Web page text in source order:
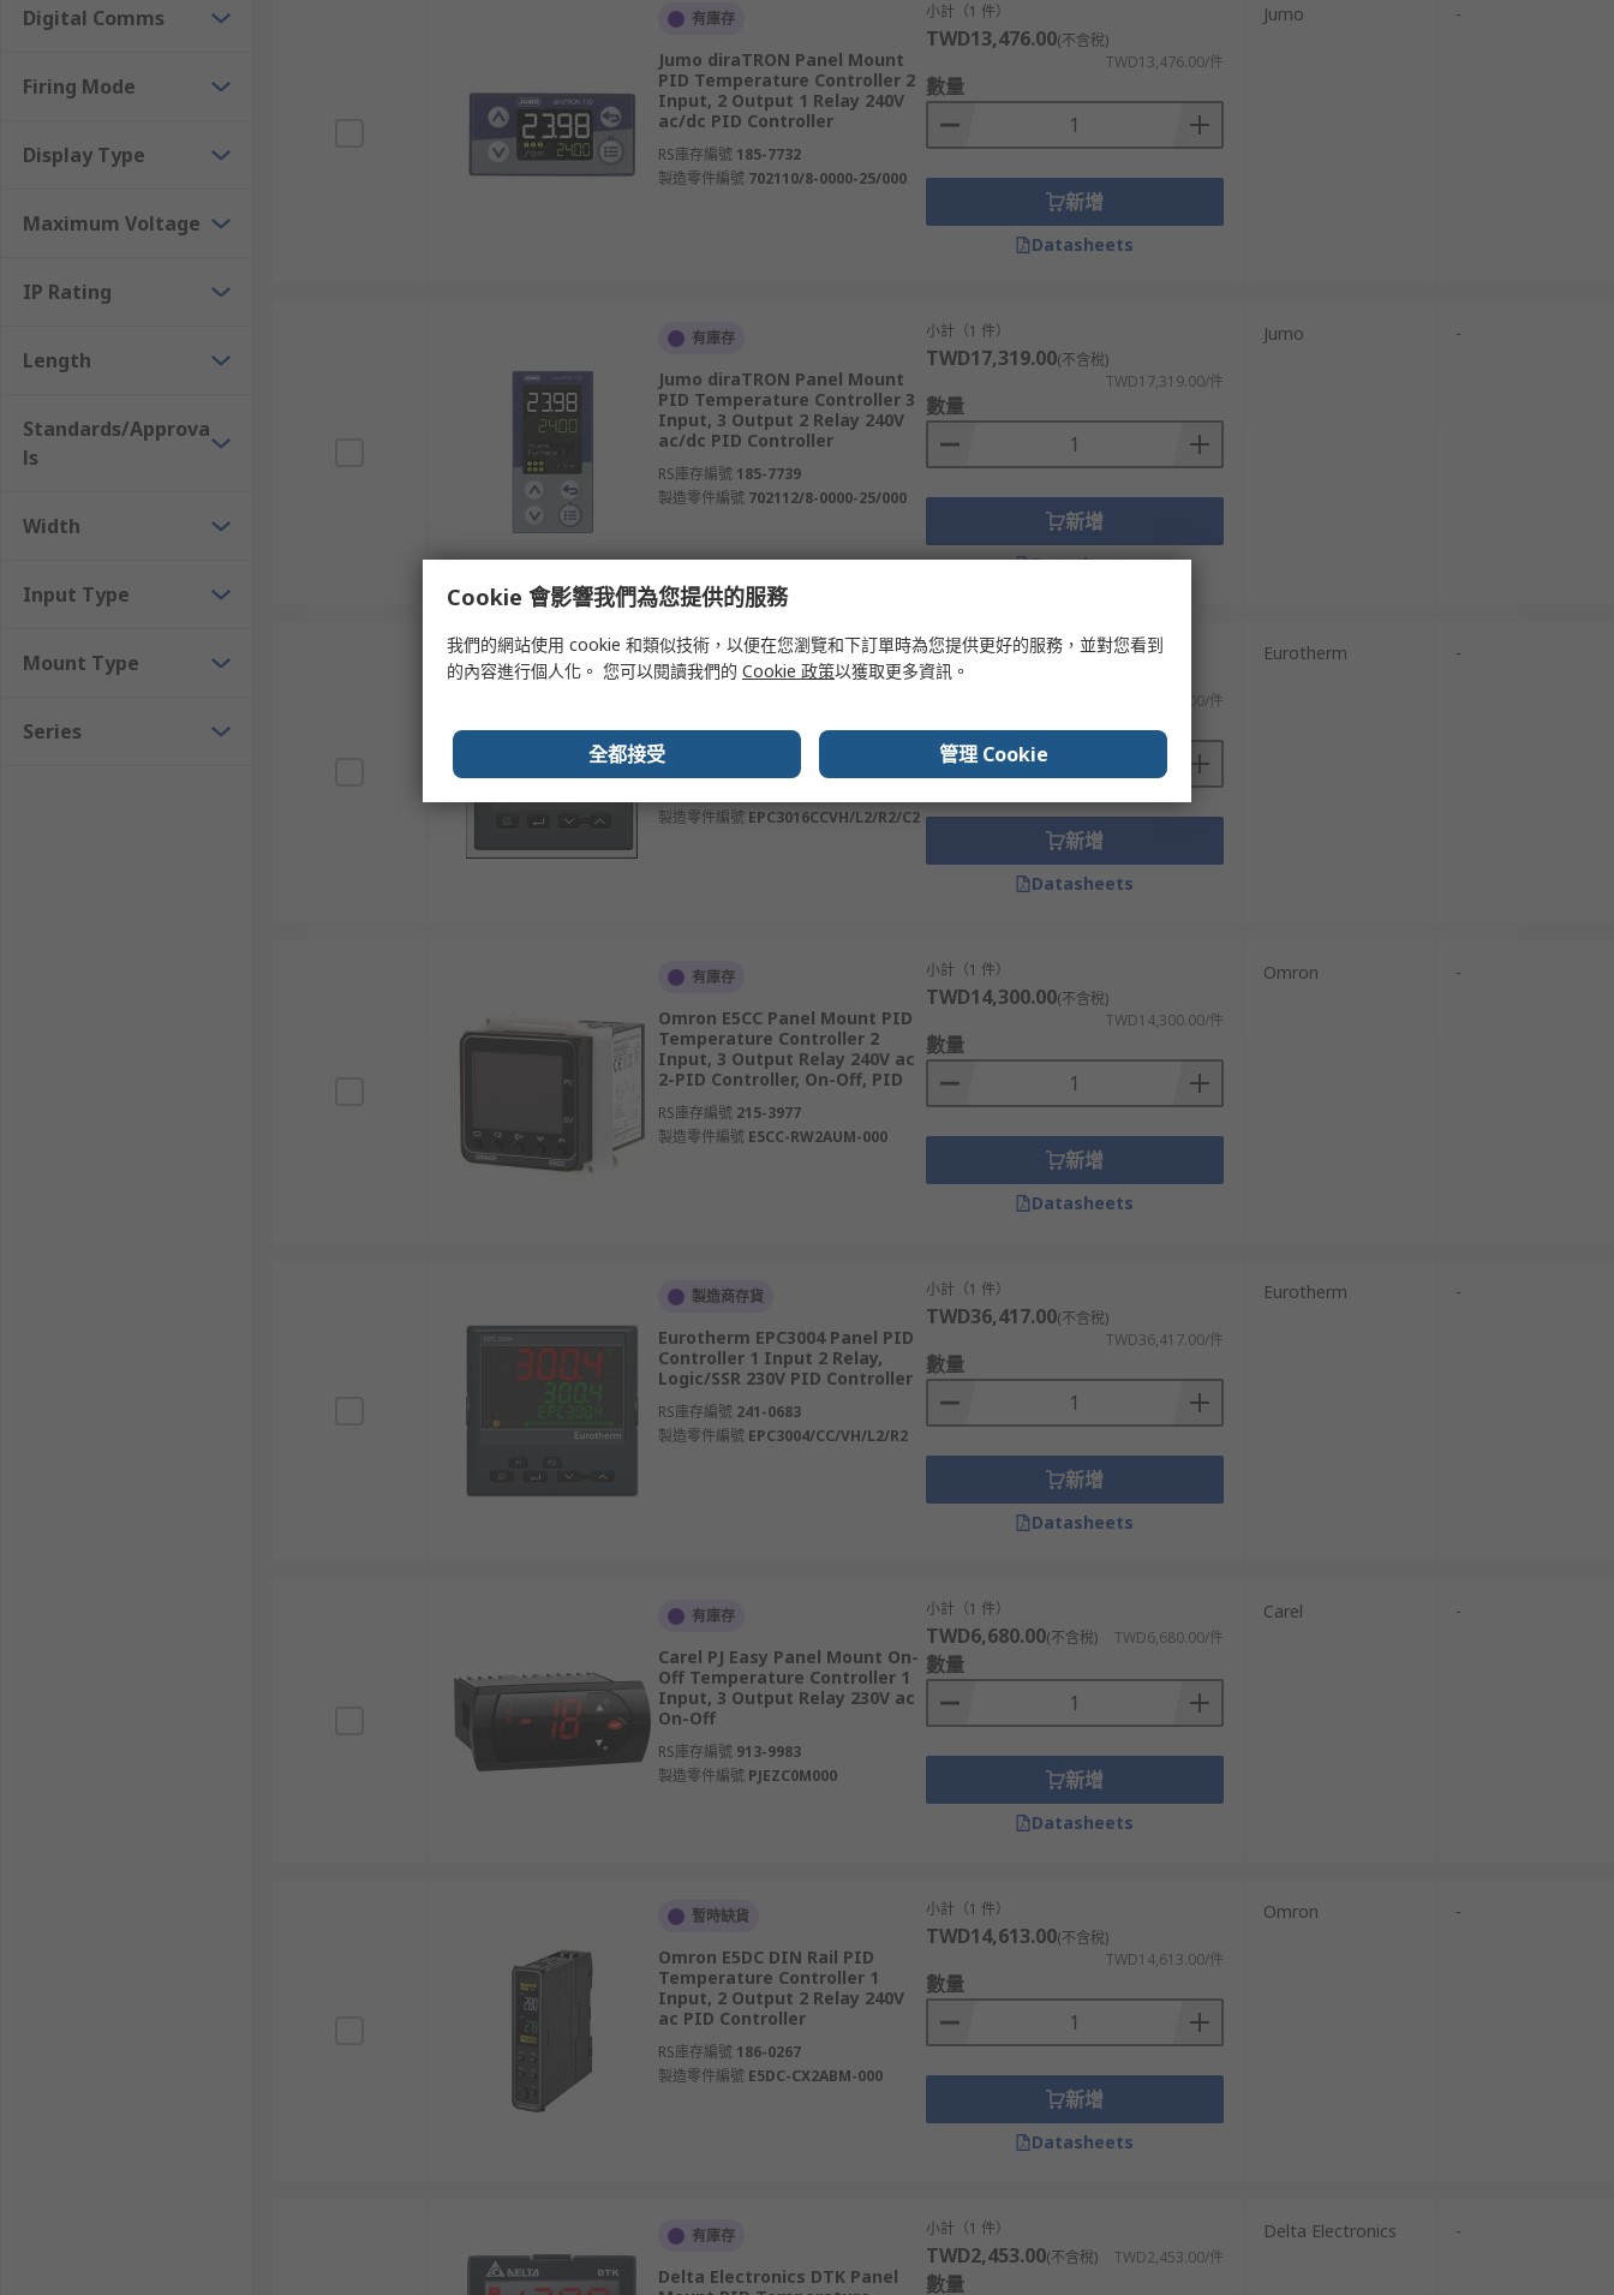
Digital Comms
Firing Mode
Display Type
Maximum Voltage
IP Rating
Length
Standards/Approva
ls
Width
Input Type
Mount Type
Series
有庫存
Jumo diraTRON Panel Mount
PID Temperature Controller 2
Input, 2 Output 1 Relay 240V
ac/dc PID Controller
RS庫存編號 185-7732
製造零件編號 702110/8-0000-25/000
小計（1 件）
TWD13,476.00(不含稅)
TWD13,476.00/件
數量
新增
Datasheets
Jumo -
有庫存
Jumo diraTRON Panel Mount
PID Temperature Controller 3
Input, 3 Output 2 Relay 240V
ac/dc PID Controller
RS庫存編號 185-7739
製造零件編號 702112/8-0000-25/000
小計（1 件）
TWD17,319.00(不含稅)
TWD17,319.00/件
數量
新增
Datasheets
Jumo -
製造商存貨
Logic/SSR, 2 Relay 230V ac PID
Controller
製造零件編號 EPC3016CCVH/L2/R2/C2
小計（1 件）
TWD25,340.00
TWD25,340.00/件
數量
新增
Datasheets
Eurotherm -
有庫存
Omron E5CC Panel Mount PID
Temperature Controller 2
Input, 3 Output Relay 240V ac
2-PID Controller, On-Off, PID
RS庫存編號 215-3977
製造零件編號 E5CC-RW2AUM-000
小計（1 件）
TWD14,300.00(不含稅)
TWD14,300.00/件
數量
新增
Datasheets
Omron -
製造商存貨
Eurotherm EPC3004 Panel PID
Controller 1 Input 2 Relay,
Logic/SSR 230V PID Controller
RS庫存編號 241-0683
製造零件編號 EPC3004/CC/VH/L2/R2
小計（1 件）
TWD36,417.00(不含稅)
TWD36,417.00/件
數量
新增
Datasheets
Eurotherm -
有庫存
Carel PJ Easy Panel Mount On-
Off Temperature Controller 1
Input, 3 Output Relay 230V ac
On-Off
RS庫存編號 913-9983
製造零件編號 PJEZC0M000
小計（1 件）
TWD6,680.00(不含稅) TWD6,680.00/件
數量
新增
Datasheets
Carel -
暫時缺貨
Omron E5DC DIN Rail PID
Temperature Controller 1
Input, 2 Output 2 Relay 240V
ac PID Controller
RS庫存編號 186-0267
製造零件編號 E5DC-CX2ABM-000
小計（1 件）
TWD14,613.00(不含稅)
TWD14,613.00/件
數量
新增
Datasheets
Omron -
有庫存
Delta Electronics DTK Panel
小計（1 件）
TWD2,453.00(不含稅) TWD2,453.00/件
數量
Delta Electronics -
Cookie 會影響我們為您提供的服務
我們的網站使用 cookie 和類似技術，以便在您瀏覽和下訂單時為您提供更好的服務，並對您看到
的內容進行個人化。 您可以閱讀我們的 Cookie 政策以獲取更多資訊。
全都接受 管理 Cookie